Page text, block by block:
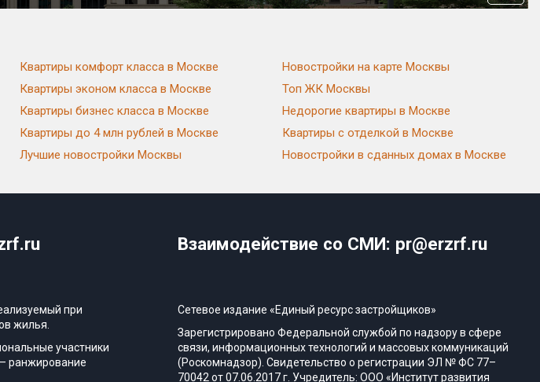
Квартиры комфорт класса в Москве
Квартиры эконом класса в Москве
Квартиры бизнес класса в Москве
Квартиры до 4 млн рублей в Москве
Лучшие новостройки Москвы
Новостройки на карте Москвы
Топ ЖК Москвы
Недорогие квартиры в Москве
Квартиры с отделкой в Москве
Новостройки в сданных домах в Москве
Взаимодействие со СМИ: pr@erzrf.ru
при
жилья.
участники
ранжирование
Сетевое издание «Единый ресурс застройщиков»
Зарегистрировано Федеральной службой по надзору в сфере
связи, информационных технологий и массовых коммуникаций
(Роскомнадзор). Свидетельство о регистрации ЭЛ № ФС 77–
70042 от 07.06.2017 г. Учредитель: ООО «Институт развития